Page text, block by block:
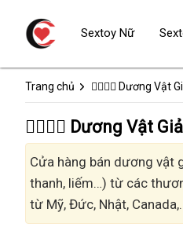
Trang chủ 👩‍❤️‍💋‍👨 Dương Vật
👩‍❤️‍💋‍👨 Dương Vật
Cửa hàng bán dương vật
thanh, liếm…) từ các
từ Mỹ, Đức, Nhật,
Sextoy Nữ